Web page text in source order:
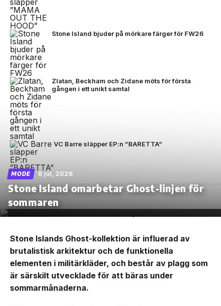
Stone Island bjuder på mörkare färger för FW26
Zlatan, Beckham och Zidane möts för första
gången i ett unikt samtal
VC Barre släpper EP:n ”BARETTA”
MODE 8 jul, 2026
Stone Island omarbetar Ghost-linjen för
sommaren
Stone Islands Ghost-kollektion är influerad av
brutalistisk arkitektur och de funktionella
elementen i militärkläder, och består av plagg som
är särskilt utvecklade för att bäras under
sommarmånaderna.